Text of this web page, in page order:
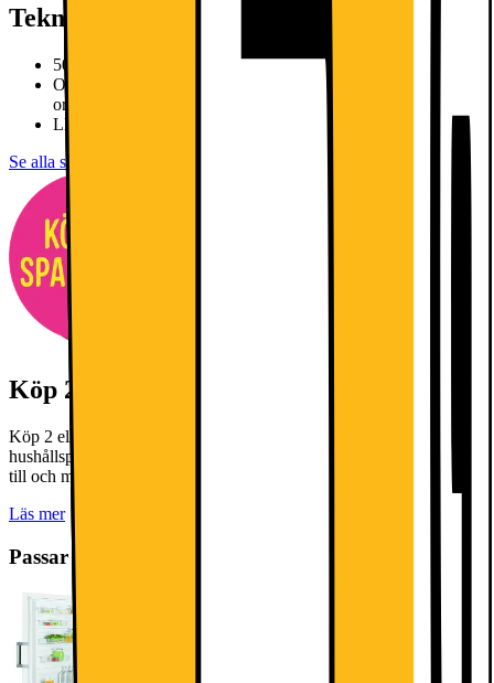
Teknisk specifikation
500 OptiSpace kylskåpet har en rymlig interiör.
OptiSpace erbjuder dig utrymmet du behöver för att
organisera dina livsmedel.
LED-belysning inuti kylskåpet som lyser upp varje hörn.
Se alla specifikationer
Köp 2 eller fler- få 20% rabatt!
Köp 2 eller fler- få 20% rabatt! Gäller utvalda vitvaror och
hushållsprodukter från AEG, Bosch, Electrolux och Siemens fram
till och med 9 augusti 2026.
Läs mer
Passar bra ihop